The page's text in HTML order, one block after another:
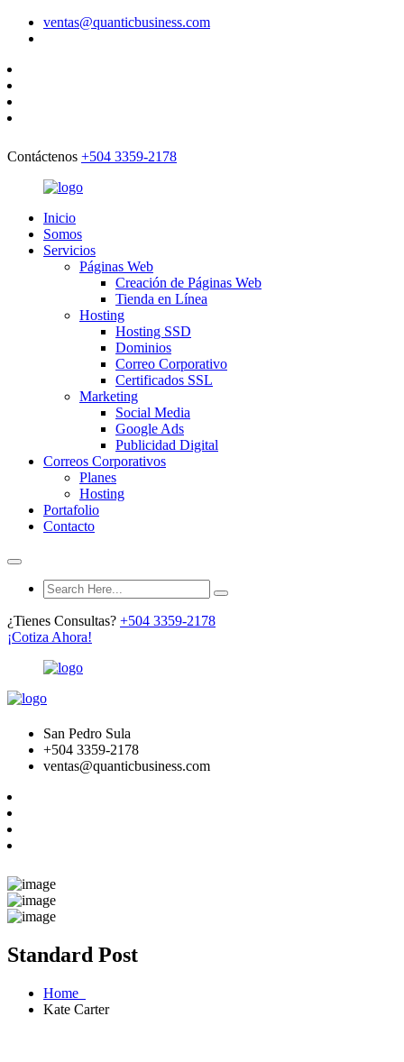
ventas@quanticbusiness.com
Contáctenos +504 3359-2178
Inicio
Somos
Servicios
Páginas Web
Creación de Páginas Web
Tienda en Línea
Hosting
Hosting SSD
Dominios
Correo Corporativo
Certificados SSL
Marketing
Social Media
Google Ads
Publicidad Digital
Correos Corporativos
Planes
Hosting
Portafolio
Contacto
¿Tienes Consultas? +504 3359-2178
¡Cotiza Ahora!
San Pedro Sula
+504 3359-2178
ventas@quanticbusiness.com
Standard Post
Home
Kate Carter